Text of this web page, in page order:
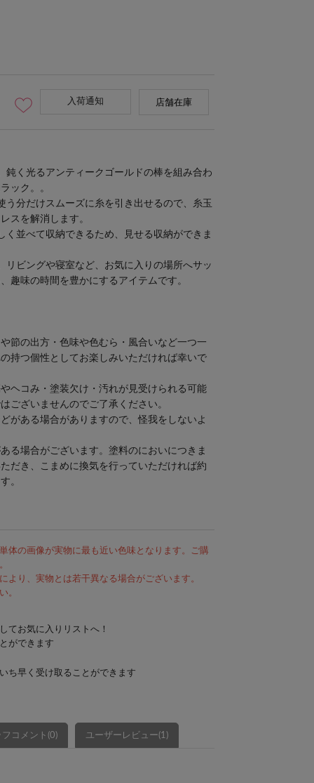
入荷通知 店舗在庫
鈍く光るアンティークゴールドの棒を組み合わ
ック。。
う分だけスムーズに糸を引き出せるので、糸玉
スを解消します。
く並べて収納できるため、見せる収納ができま
リビングや寝室など、お気に入りの場所へサッ
趣味の時間を豊かにするアイテムです。
節の出方・色味や色むら・風合いなど一つ一
持つ個性としてお楽しみいただければ幸いで
ヘコみ・塗装欠け・汚れが見受けられる可能
ございませんのでご了承ください。
がある場合がありますので、怪我をしないよ
る場合がございます。塗料のにおいにつきま
だき、こまめに換気を行っていただければ約
。
体の画像が実物に最も近い色味となります。ご購
より、実物とは若干異なる場合がございます。
。
てお気に入りリストへ！
ができます
ち早く受け取ることができます
フコメント(0) ユーザーレビュー(1)